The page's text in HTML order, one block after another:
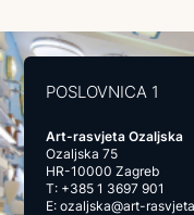
POSLOVNICA 1
Art-rasvjeta Ozaljska
Ozaljska 75
HR-10000 Zagreb
T: +385 1 3697 901
E:ozaljska@art-